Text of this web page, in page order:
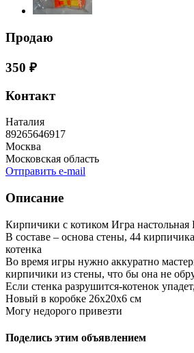
Продаю
350 ₽
Контакт
Наталия
89265646917
Москва
Московская область
Отправить e-mail
Описание
Кирпичики с котиком Игра
В составе – основа стены, 44
котенка
Во время игры нужно аккуратно
кирпичики из стены, что бы она не
Если стенка разрушится-котенок
Новый в коробке 26х20х6 см
Могу недорого привезти
Поделись этим объявлением